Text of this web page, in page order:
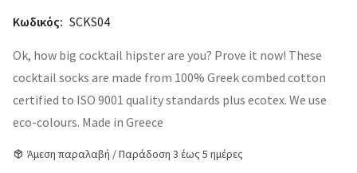
Κωδικός: SCKS04
Ok, how big cocktail hipster are you? Prove it now! These
cocktail socks are made from 100% Greek combed cotton
certified to ISO 9001 quality standards plus ecotex. We use
eco-colours. Made in Greece
Άμεση παραλαβή / Παράδοση 3 έως 5 ημέρες